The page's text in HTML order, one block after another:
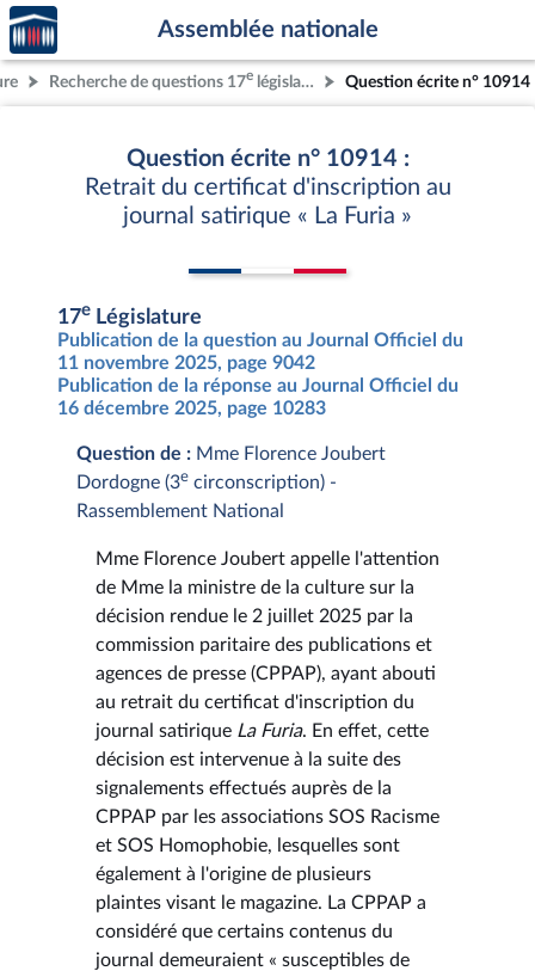
Aller au contenu
Aller en bas de la page
Accèder
à la
page
d'accueil
Assemblée nationale
Recherche de questions 17e législature Question écrite n° 10914
Question écrite n° 10914 :
Retrait du certificat d'inscription au
journal satirique « La Furia »
17e Législature
Publication de la question au Journal Officiel du
11 novembre 2025, page 9042
Publication de la réponse au Journal Officiel du
16 décembre 2025, page 10283
Question de : Mme Florence Joubert
Dordogne (3e circonscription) -
Rassemblement National
Mme Florence Joubert appelle l'attention
de Mme la ministre de la culture sur la
décision rendue le 2 juillet 2025 par la
commission paritaire des publications et
agences de presse (CPPAP), ayant abouti
au retrait du certificat d'inscription du
journal satirique La Furia. En effet, cette
décision est intervenue à la suite des
signalements effectués auprès de la
CPPAP par les associations SOS Racisme
et SOS Homophobie, lesquelles sont
également à l'origine de plusieurs
plaintes visant le magazine. La CPPAP a
considéré que certains contenus du
journal demeuraient « susceptibles de